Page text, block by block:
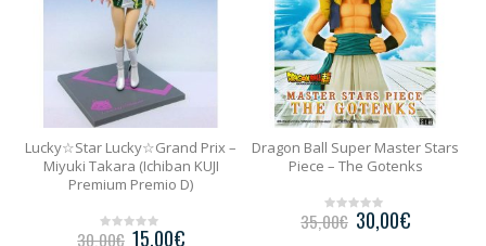
Dragon Ball Super Master Stars
Piece – The Gotenks
0
o
35,00€ 30,00
Magical Girl Lyrical Nanoha: The
Movie 1st Nendoroid No. 99 –
Ver.